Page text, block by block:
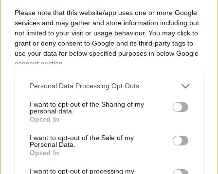
Please note that this website/app uses one or more Google
services and may gather and store information including but
not limited to your visit or usage behaviour. You may click to
grant or deny consent to Google and its third-party tags to
use your data for below specified purposes in below Google
consent section.
Personal Data Processing Opt Outs
I want to opt-out of the Sharing of my
personal data.
Opted In
I want to opt-out of the Sale of my
Personal Data.
Opted In
I want to opt-out of processing my
Non so spiegare cos’abbia significatoFrancesco
Guccininella mia vita. Probabilmente cercherò di
capirlo da oggi in poi. Finché non verrà il tempo,
in faccia a tutto il mondo per rincontrarlo.